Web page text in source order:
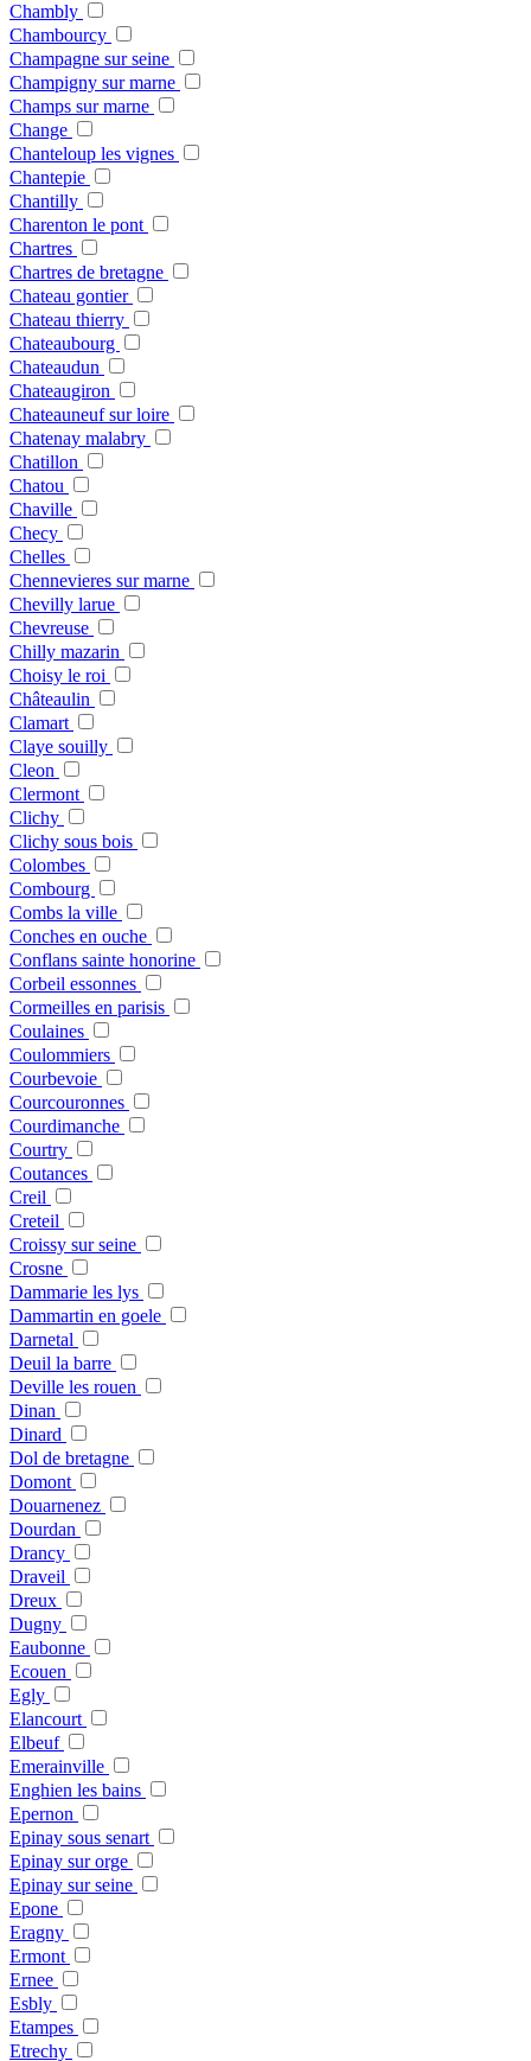
Chambly
Chambourcy
Champagne sur seine
Champigny sur marne
Champs sur marne
Change
Chanteloup les vignes
Chantepie
Chantilly
Charenton le pont
Chartres
Chartres de bretagne
Chateau gontier
Chateau thierry
Chateaubourg
Chateaudun
Chateaugiron
Chateauneuf sur loire
Chatenay malabry
Chatillon
Chatou
Chaville
Checy
Chelles
Chennevieres sur marne
Chevilly larue
Chevreuse
Chilly mazarin
Choisy le roi
Châteaulin
Clamart
Claye souilly
Cleon
Clermont
Clichy
Clichy sous bois
Colombes
Combourg
Combs la ville
Conches en ouche
Conflans sainte honorine
Corbeil essonnes
Cormeilles en parisis
Coulaines
Coulommiers
Courbevoie
Courcouronnes
Courdimanche
Courtry
Coutances
Creil
Creteil
Croissy sur seine
Crosne
Dammarie les lys
Dammartin en goele
Darnetal
Deuil la barre
Deville les rouen
Dinan
Dinard
Dol de bretagne
Domont
Douarnenez
Dourdan
Drancy
Draveil
Dreux
Dugny
Eaubonne
Ecouen
Egly
Elancourt
Elbeuf
Emerainville
Enghien les bains
Epernon
Epinay sous senart
Epinay sur orge
Epinay sur seine
Epone
Eragny
Ermont
Ernee
Esbly
Etampes
Etrechy